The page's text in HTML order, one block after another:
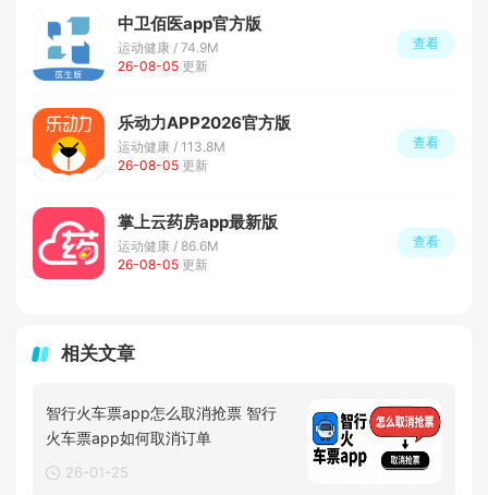
中卫佰医app官方版
运动健康 / 74.9M
26-08-05 更新
查看
乐动力APP2026官方版
运动健康 / 113.8M
26-08-05 更新
查看
掌上云药房app最新版
运动健康 / 86.6M
26-08-05 更新
查看
相关文章
智行火车票app怎么取消抢票 智行
火车票app如何取消订单
26-01-25